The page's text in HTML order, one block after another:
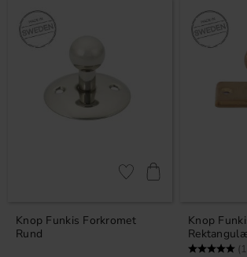
Knop Funkis Forkromet
Rund
Gem som favorit
Knop
Vurdering: